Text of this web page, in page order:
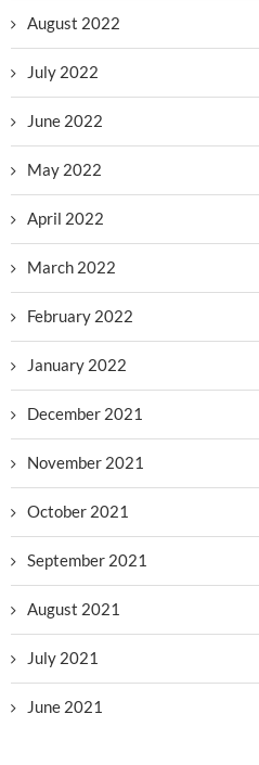
August 2022
July 2022
June 2022
May 2022
April 2022
March 2022
February 2022
January 2022
December 2021
November 2021
October 2021
September 2021
August 2021
July 2021
June 2021